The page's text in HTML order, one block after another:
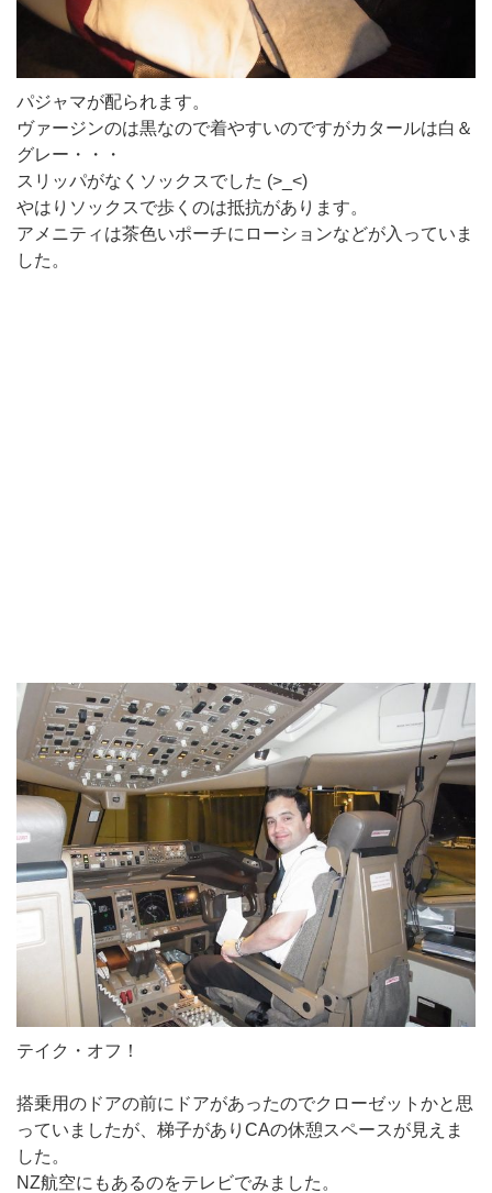
パジャマが配られます。
ヴァージンのは黒なので着やすいのですがカタールは白＆
グレー・・・
スリッパがなくソックスでした (>_<)
やはりソックスで歩くのは抵抗があります。
アメニティは茶色いポーチにローションなどが入っていま
した。
テイク・オフ！
搭乗用のドアの前にドアがあったのでクローゼットかと思
っていましたが、梯子がありCAの休憩スペースが見えま
した。
NZ航空にもあるのをテレビでみました。